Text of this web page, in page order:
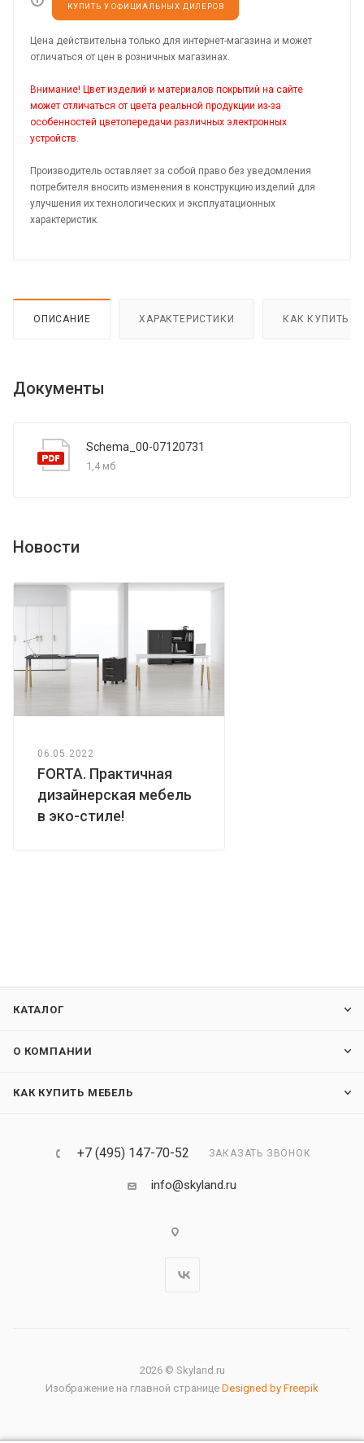
КУПИТЬ У ОФИЦИАЛЬНЫХ ДИЛЕРОВ
Цена действительна только для интернет-магазина и может
отличаться от цен в розничных магазинах.
Внимание! Цвет изделий и материалов покрытий на сайте
может отличаться от цвета реальной продукции из-за
особенностей цветопередачи различных электронных
устройств.
Производитель оставляет за собой право без уведомления
потребителя вносить изменения в конструкцию изделий для
улучшения их технологических и эксплуатационных
характеристик.
ОПИСАНИЕ ХАРАКТЕРИСТИКИ КАК КУПИТЬ
Документы
Schema_00-07120731
1,4 мб
Новости
06.05.2022
FORTA. Практичная
дизайнерская мебель
в эко-стиле!
КАТАЛОГ
О КОМПАНИИ
КАК КУПИТЬ МЕБЕЛЬ
+7 (495) 147-70-52 ЗАКАЗАТЬ ЗВОНОК
info@skyland.ru
2026 © Skyland.ru
Изображение на главной странице Designed by Freepik